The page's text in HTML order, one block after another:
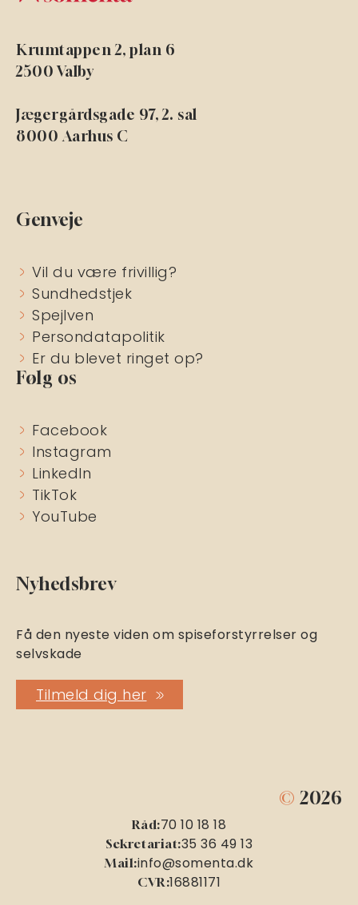
Krumtappen 2, plan 6
2500 Valby
Jægergårdsgade 97, 2. sal
8000 Aarhus C
Genveje
Vil du være frivillig?
Sundhedstjek
Spejlven
Persondatapolitik
Er du blevet ringet op?
Følg os
Facebook
Instagram
LinkedIn
TikTok
YouTube
Nyhedsbrev
Få den nyeste viden om spiseforstyrrelser og
selvskade
Tilmeld dig her
© 2026
Råd:70 10 18 18
Sekretariat:35 36 49 13
Mail:info@somenta.dk
CVR:16881171